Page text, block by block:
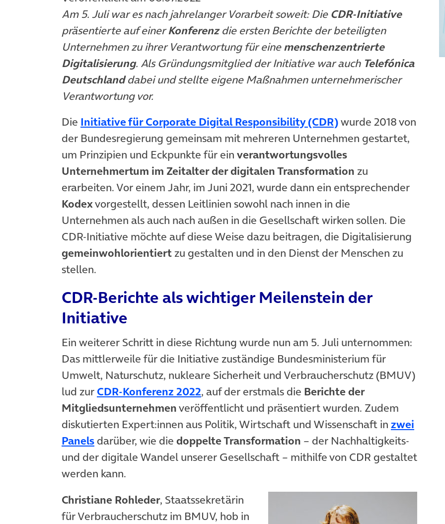
Am 5. Juli war es nach jahrelanger Vorarbeit soweit: Die CDR-Initiative
präsentierte auf einerKonferenzdie ersten Berichte der beteiligten
Unternehmen zu ihrer Verantwortung für einemenschenzentrierte
Digitalisierung. Als Gründungsmitglied der Initiative war auch Telefónica
Deutschlanddabei und stellte eigene Maßnahmen unternehmerischer
Verantwortung vor.
Die Initiative für Corporate Digital Responsibility (CDR)(öffnet in neuem Tab)
wurde 2018 von
der Bundesregierung gemeinsam mit mehreren Unternehmen gestartet,
um Prinzipien und Eckpunkte für ein verantwortungsvolles
Unternehmertum im Zeitalter der digitalen Transformation zu
erarbeiten. Vor einem Jahr, im Juni 2021, wurde dann ein entsprechender
Kodexvorgestellt, dessen Leitlinien sowohl nach innen in die
Unternehmen als auch nach außen in die Gesellschaft wirken sollen. Die
CDR-Initiative möchte auf diese Weise dazu beitragen, die Digitalisierung
gemeinwohlorientiert zu gestalten und in den Dienst der Menschen zu
stellen.
CDR-Berichte als wichtiger Meilenstein der
Initiative
Ein weiterer Schritt in diese Richtung wurde nun am 5. Juli unternommen:
Das mittlerweile für die Initiative zuständige Bundesministerium für
Umwelt, Naturschutz, nukleare Sicherheit und Verbraucherschutz (BMUV)
lud zur CDR-Konferenz 2022(öffnet in neuem Tab)
, auf der erstmals die Berichte der
Mitgliedsunternehmenveröffentlicht und präsentiert wurden. Zudem
diskutierten Expert:innen aus Politik, Wirtschaft und Wissenschaft in zwei
Panels(öffnet in neuem Tab)
darüber, wie die doppelte Transformation – der Nachhaltigkeits-
und der digitale Wandel unserer Gesellschaft – mithilfe von CDR gestaltet
werden kann.
Christiane Rohleder, Staatssekretärin
für Verbraucherschutz im BMUV, hob in